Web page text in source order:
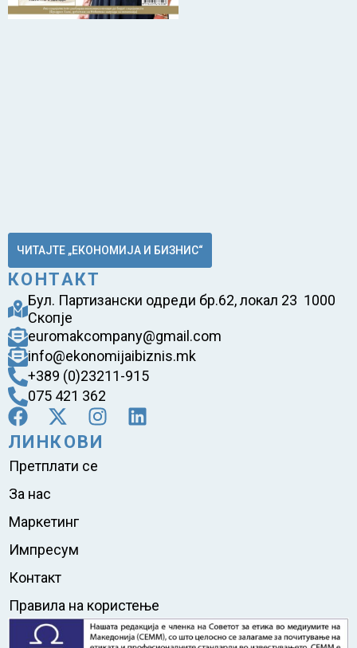
ЧИТАЈТЕ „ЕКОНОМИЈА И БИЗНИС“
КОНТАКТ
Бул. Партизански одреди бр.62, локал 23 1000
Скопје
euromakcompany@gmail.com
info@ekonomijaibiznis.mk
+389 (0)23211-915
075 421 362
ЛИНКОВИ
Претплати се
За нас
Маркетинг
Импресум
Контакт
Правила на користење